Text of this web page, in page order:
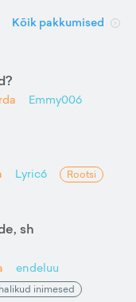
Kõik pakkumised
Emmy006
Lyric6
Rootsi
sh
endeluu
inimesed